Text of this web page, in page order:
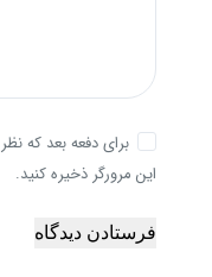
برای دفعه بعد که
این مرورگر ذخیره کنید.
فرستادن دیدگاه